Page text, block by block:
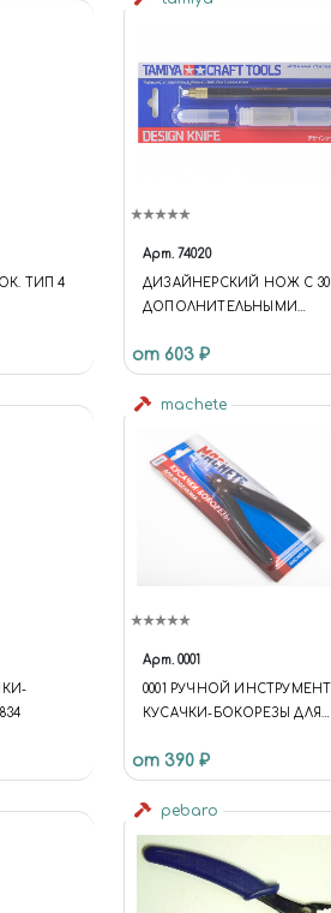
ТИП 4
Арт. 74020
ДИЗАЙНЕРСКИЙ НОЖ С 30
ДОПОЛНИТЕЛЬНЫМИ
от 603 ₽
machete
Арт. 0001
0001 РУЧНОЙ ИНСТРУМЕНТ
КУСАЧКИ-БОКОРЕЗЫ ДЛЯ
от 390 ₽
pebaro